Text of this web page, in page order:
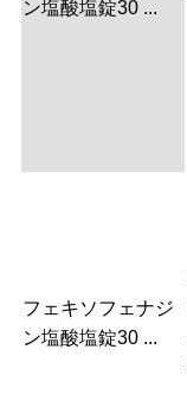
ン塩酸塩錠30 ...
フェキソフェナジ
ン塩酸塩錠30 ...